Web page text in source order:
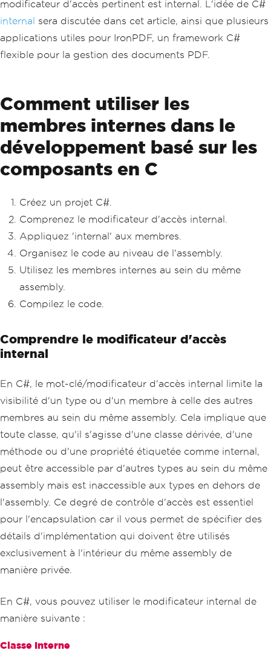
modificateur d'accès pertinent est internal. L'idée de C#
internal sera discutée dans cet article, ainsi que plusieurs
applications utiles pour IronPDF, un framework C#
flexible pour la gestion des documents PDF.
Comment utiliser les
membres internes dans le
développement basé sur les
composants en C
Créez un projet C#.
Comprenez le modificateur d'accès internal.
Appliquez 'internal' aux membres.
Organisez le code au niveau de l'assembly.
Utilisez les membres internes au sein du même
assembly.
Compilez le code.
Comprendre le modificateur d'accès
internal
En C#, le mot-clé/modificateur d'accès internal limite la
visibilité d'un type ou d'un membre à celle des autres
membres au sein du même assembly. Cela implique que
toute classe, qu'il s'agisse d'une classe dérivée, d'une
méthode ou d'une propriété étiquetée comme internal,
peut être accessible par d'autres types au sein du même
assembly mais est inaccessible aux types en dehors de
l'assembly. Ce degré de contrôle d'accès est essentiel
pour l'encapsulation car il vous permet de spécifier des
détails d'implémentation qui doivent être utilisés
exclusivement à l'intérieur du même assembly de
manière privée.
En C#, vous pouvez utiliser le modificateur internal de
manière suivante :
Classe Interne